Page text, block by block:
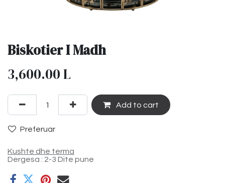
Biskotier I Madh
3,600.00L
Add to cart
Preferuar
Kushte dhe terma
Dergesa : 2-3 Dite pune